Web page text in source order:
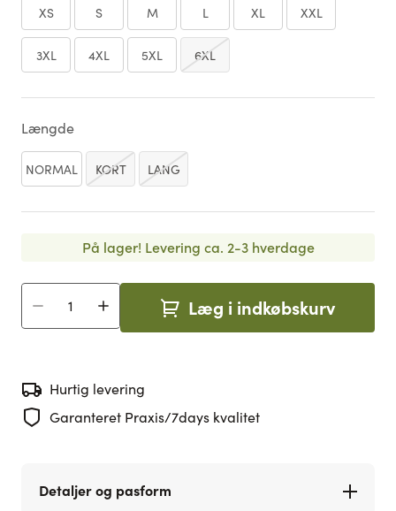
XS S M L XL XXL
3XL 4XL 5XL 6XL
Længde
NORMAL KORT LANG
På lager! Levering ca. 2-3 hverdage
Antal Læg i indkøbskurv
Hurtig levering
Garanteret Praxis/7days kvalitet
Detaljer og pasform